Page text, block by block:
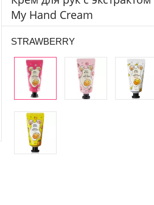
My Hand Cream
STRAWBERRY